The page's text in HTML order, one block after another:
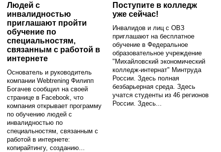
Людей с
инвалидностью
приглашают пройти
обучение по
специальностям,
связанным с работой в
интернете
Основатель и руководитель
компании Webtrening Филипп
Богачев сообщил на своей
странице в Facebook, что
компания открывает программу
по обучению людей с
инвалидностью по
специальностям, связанным с
работой в интернете:
копирайтингу, созданию...
Поступите в колледж
уже сейчас!
Инвалидов и лиц с ОВЗ
приглашают на бесплатное
обучение в Федеральное
образовательное учреждение
"Михайловский экономический
колледж-интернат" Минтруда
России. Здесь полная
безбарьерная среда. Здесь
учатся студенты из 46 регионов
России. Здесь...